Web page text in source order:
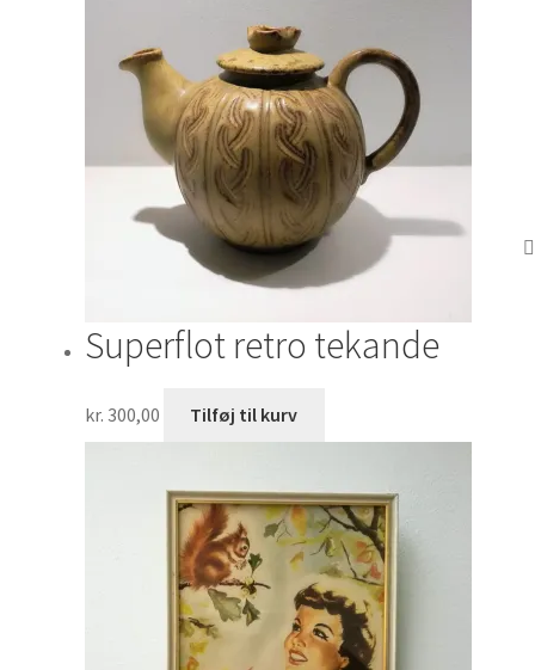
Superflot retro tekande
kr. 300,00 Tilføj til kurv